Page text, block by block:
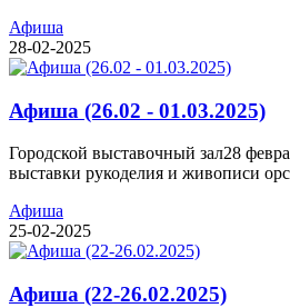
Афиша
28-02-2025
Афиша (26.02 - 01.03.2025)
Городской выставочный зал28
выставки рукоделия и живописи
Афиша
25-02-2025
Афиша (22-26.02.2025)